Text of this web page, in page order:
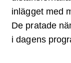
inlägget med
De pratade
i dagens